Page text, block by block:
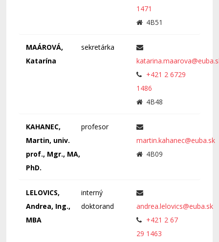
1471
4B51
MAÁROVÁ,
Katarína
sekretárka
+421 2 6729
1486
4B48
KAHANEC,
Martin, univ.
prof., Mgr., MA,
PhD.
profesor
martin.kahanec@euba.sk
4B09
LELOVICS,
Andrea, Ing.,
MBA
interný
doktorand
andrea.lelovics@euba.sk
+421 2 67
29 1463